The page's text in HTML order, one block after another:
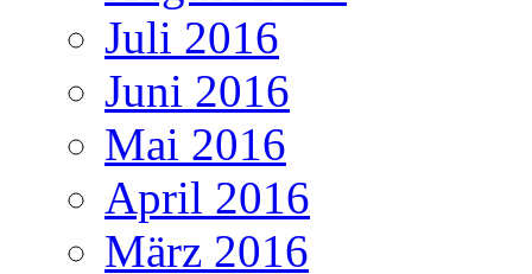
Juli 2016
Juni 2016
Mai 2016
April 2016
März 2016